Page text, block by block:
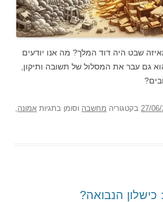
שבט היה דוד המלך? מה אנו יודעים
גם עבר את המסלול של תשובה ותיקון,
27/ בקטגוריה מחשבה וסומן בתגיות אמונה
הנבואה?